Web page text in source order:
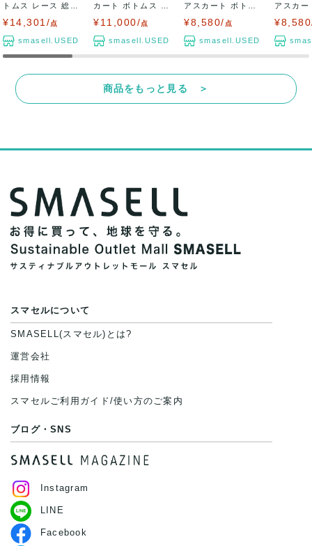
トムス レース 総柄
¥14,301/点
smasell.USED
カート ボトムス ス
¥11,000/点
smasell.USED
アスカート ボトム
¥8,580/ 点
smasell.USED
アスカー
商品をもっと見る ＞
スマセルについて
SMASELL(スマセル)とは?
運営会社
採用情報
スマセルご利用ガイド/使い方のご案内
ブログ・SNS
Instagram
LINE
Facebook